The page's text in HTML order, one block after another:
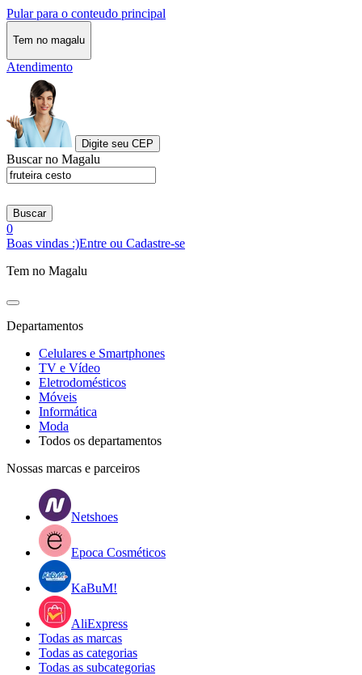
Pular para o conteudo principal
Tem no magalu
Atendimento
Digite seu CEP
Buscar no Magalu
Buscar
0
Boas vindas :)Entre ou Cadastre-se
Tem no Magalu
Departamentos
Celulares e Smartphones
TV e Vídeo
Eletrodomésticos
Móveis
Informática
Moda
Todos os departamentos
Nossas marcas e parceiros
Netshoes
Epoca Cosméticos
KaBuM!
AliExpress
Todas as marcas
Todas as categorias
Todas as subcategorias